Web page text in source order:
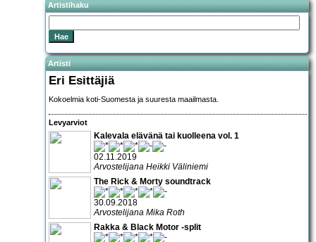
Artistihaku
Artisti
Eri Esittäjiä
Kokoelmia koti-Suomesta ja suuresta maailmasta.
Levyarviot
Kalevala elävänä tai kuolleena vol. 1
02.11.2019
Arvostelijana Heikki Väliniemi
The Rick & Morty soundtrack
30.09.2018
Arvostelijana Mika Roth
Rakka & Black Motor -split